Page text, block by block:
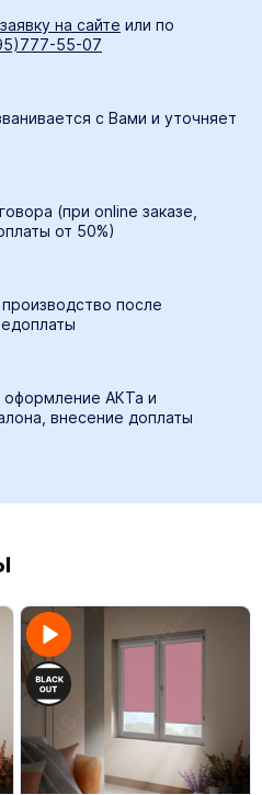
заявку на сайте или по
55-07
с Вами и уточняет
(при online заказе,
от 50%)
производство после
оформление АКТа и
внесение доплаты